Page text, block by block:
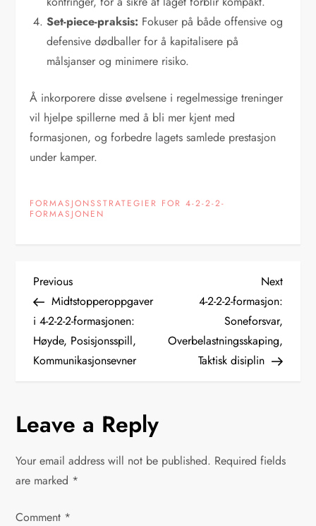
Set-piece-praksis: Fokuser på både offensive og
defensive dødballer for å kapitalisere på
målsjanser og minimere risiko.
Å inkorporere disse øvelsene i regelmessige treninger
vil hjelpe spillerne med å bli mer kjent med
formasjonen, og forbedre lagets samlede prestasjon
under kamper.
FORMASJONSSTRATEGIER FOR 4-2-2-2-
FORMASJONEN
P
o
s
n
a
v
Previous
Post
Previous
Midtstopperoppgaver
i 4-2-2-2-formasjonen:
Høyde, Posisjonsspill,
Kommunikasjonsevner
Next
Post
Next
4-2-2-2-formasjon:
Soneforsvar,
Overbelastningsskaping,
Taktisk disiplin
Leave a Reply
Your email address will not be published. Required fields
are marked *
Comment *